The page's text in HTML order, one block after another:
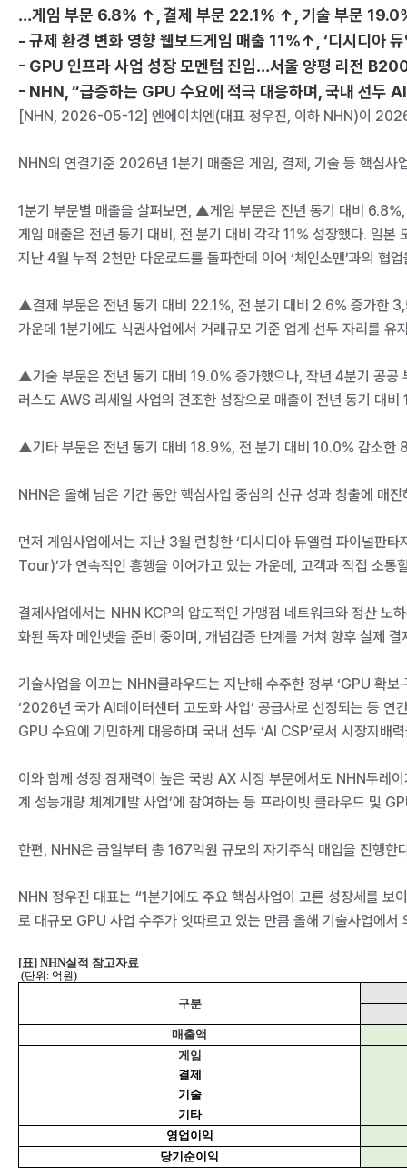
…게임 부문 6.8% ↑, 결제 부문 22.1% ↑, 기술 부문
- 규제 환경 변화 영향 웹보드게임 매출 11%↑, ‘디시디아
- GPU 인프라 사업 성장 모멘텀 진입…서울 양평 리전
- NHN, “급증하는 GPU 수요에 적극 대응하며, 국내 선두
[NHN, 2026-05-12] 엔에이치엔(대표 정우진, 이하 NHN)이
NHN의 연결기준 2026년 1분기 매출은 게임, 결제, 기술 등 핵심
1분기 부문별 매출을 살펴보면, ▲게임 부문은 전년 동기 대비
게임 매출은 전년 동기 대비, 전 분기 대비 각각 11% 성장했다. 일본
지난 4월 누적 2천만 다운로드를 돌파한데 이어 ‘체인소맨’과의 협
▲결제 부문은 전년 동기 대비 22.1%, 전 분기 대비 2.6% 증가한
가운데 1분기에도 식권사업에서 거래규모 기준 업계 선두 자리를 유
▲기술 부문은 전년 동기 대비 19.0% 증가했으나, 작년 4분기 공공
러스도 AWS 리세일 사업의 견조한 성장으로 매출이 전년 동기 대
▲기타 부문은 전년 동기 대비 18.9%, 전 분기 대비 10.0% 감소한
NHN은 올해 남은 기간 동안 핵심사업 중심의 신규 성과 창출에 매
먼저 게임사업에서는 지난 3월 런칭한 ‘디시디아 듀엘럼 파이널판
Tour)’가 연속적인 흥행을 이어가고 있는 가운데, 고객과 직접 소
결제사업에서는 NHN KCP의 압도적인 가맹점 네트워크와 정산 노
화된 독자 메인넷을 준비 중이며, 개념검증 단계를 거쳐 향후 실제
기술사업을 이끄는 NHN클라우드는 지난해 수주한 정부 ‘GPU 확
‘2026년 국가 AI데이터센터 고도화 사업’ 공급사로 선정되는 등
GPU 수요에 기민하게 대응하며 국내 선두 ‘AI CSP’로서 시장지배
이와 함께 성장 잠재력이 높은 국방 AX 시장 부문에서도 NHN두레
계 성능개량 체계개발 사업’에 참여하는 등 프라이빗 클라우드 및
한편, NHN은 금일부터 총 167억원 규모의 자기주식 매입을 진행
NHN 정우진 대표는 “1분기에도 주요 핵심사업이 고른 성장세를
로 대규모 GPU 사업 수주가 잇따르고 있는 만큼 올해 기술사업에
[표] NHN실적 참고자료
(단위: 억원)
구분
매출액
게임
결제
기술
기타
영업이익
당기순이익